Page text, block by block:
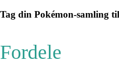
Tag din Pokémon-samling
Fordele